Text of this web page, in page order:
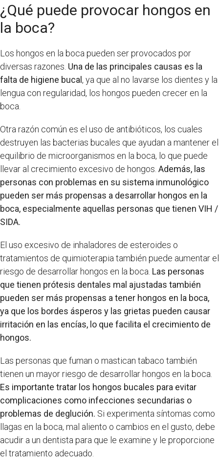
¿Qué puede provocar hongos en
la boca?
Los hongos en la boca pueden ser provocados por
diversas razones. Una de las principales causas es la
falta de higiene bucal , ya que al no lavarse los dientes y la
lengua con regularidad, los hongos pueden crecer en la
boca.
Otra razón común es el uso de antibióticos, los cuales
destruyen las bacterias bucales que ayudan a mantener el
equilibrio de microorganismos en la boca, lo que puede
llevar al crecimiento excesivo de hongos. Además, las
personas con problemas en su sistema inmunológico
pueden ser más propensas a desarrollar hongos en la
boca, especialmente aquellas personas que tienen VIH /
SIDA.
El uso excesivo de inhaladores de esteroides o
tratamientos de quimioterapia también puede aumentar el
riesgo de desarrollar hongos en la boca. Las personas
que tienen prótesis dentales mal ajustadas también
pueden ser más propensas a tener hongos en la boca,
ya que los bordes ásperos y las grietas pueden causar
irritación en las encías, lo que facilita el crecimiento de
hongos.
Las personas que fuman o mastican tabaco también
tienen un mayor riesgo de desarrollar hongos en la boca.
Es importante tratar los hongos bucales para evitar
complicaciones como infecciones secundarias o
problemas de deglución. Si experimenta síntomas como
llagas en la boca, mal aliento o cambios en el gusto, debe
acudir a un dentista para que le examine y le proporcione
el tratamiento adecuado.